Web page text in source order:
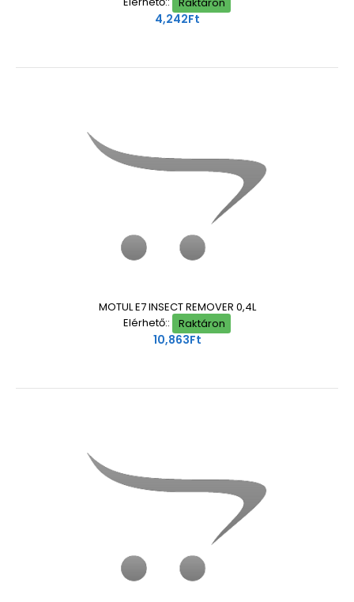
4,242Ft
MOTUL E7 INSECT REMOVER 0,4L
Elérhető::
Raktáron
10,863Ft